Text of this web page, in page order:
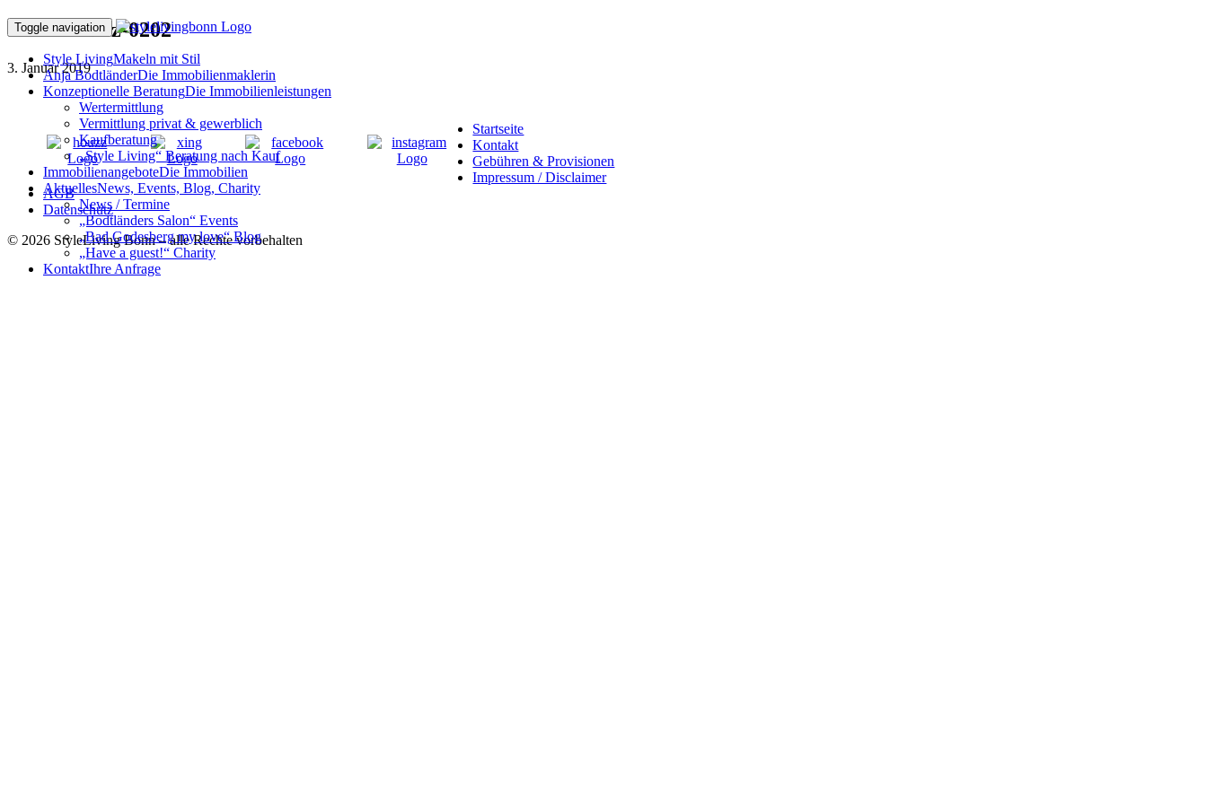
Toggle navigation
Style LivingMakeln mit Stil
Anja BodtländerDie Immobilienmaklerin
Konzeptionelle BeratungDie Immobilienleistungen
Wertermittlung
Vermittlung privat & gewerblich
Kaufberatung
„Style Living“ Beratung nach Kauf
ImmobilienangeboteDie Immobilien
AktuellesNews, Events, Blog, Charity
News / Termine
„Bodtländers Salon“ Events
„Bad Godesberg my love“ Blog
„Have a guest!“ Charity
KontaktIhre Anfrage
181201ffDez-0202
3. Januar 2019
Startseite
Kontakt
Gebühren & Provisionen
Impressum / Disclaimer
AGB
Datenschutz
© 2026 StyleLiving Bonn – alle Rechte vorbehalten